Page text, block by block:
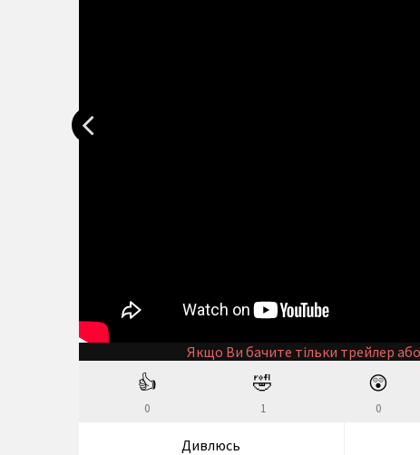
Якщо Ви бачите тільки трейлер
👍
0
🤣
1
😲
0
Дивлюсь